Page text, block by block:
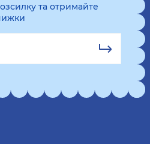
цифровий або
принта.
гумористичні
має добре сидіти, не
фігуру.
та отримайте